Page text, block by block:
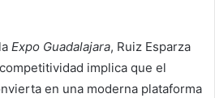
Expo Guadalajara, Ruiz Esparza
implica que el
en una moderna plataforma